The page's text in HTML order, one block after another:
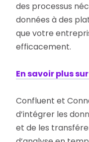
des processus
données à des
que votre
efficacement.
En savoir plus
Confluent et
d’intégrer les
et de les